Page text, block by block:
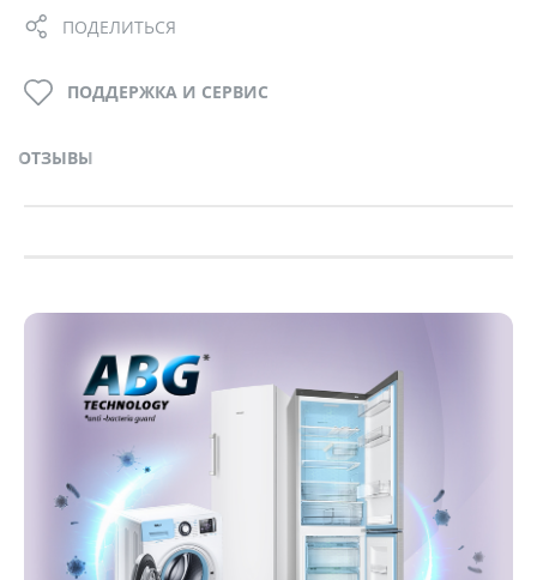
ПОДЕЛИТЬСЯ
ОТЗЫВЫ
ПОДДЕРЖКА И СЕРВИС